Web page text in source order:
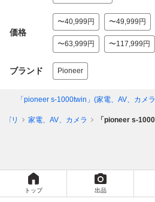
価格
〜40,999円 〜49,999円
〜63,999円 〜117,999円
ブランド Pioneer
「pioneer s-1000twin」(家電、AV、カメ
ゴリ 家電、AV、カメラ 「pioneer s-
トップ 出品